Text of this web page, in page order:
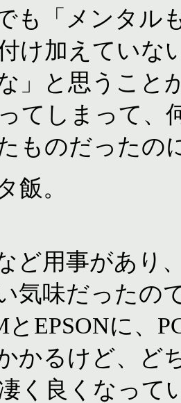
も「メンタル
け加えていな
」と思うこと
てしまって、
ものだったの
飯。
ど用事があり
気味だったの
とEPSONに、
かるけど、ど
く良くなって